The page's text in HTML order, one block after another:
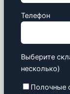
Телефон
Выберите
несколько)
Полочные